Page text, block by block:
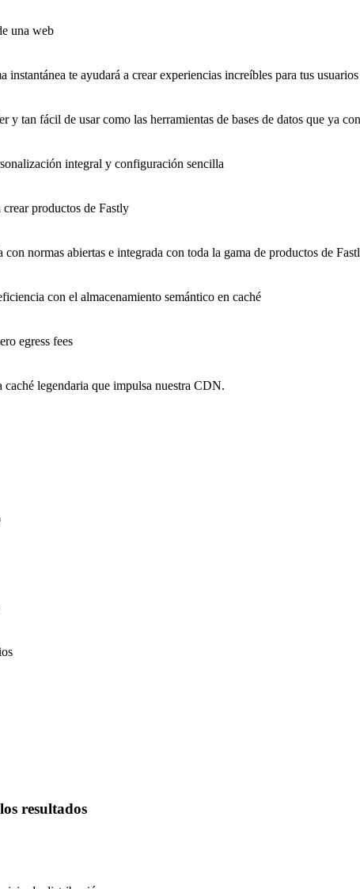
una web
instantánea te ayudará a crear experiencias increíbles para tus usuarios
y tan fácil de usar como las herramientas de bases de datos que ya
integral y configuración sencilla
productos de Fastly
normas abiertas e integrada con toda la gama de productos de
con el almacenamiento semántico en caché
egress fees
legendaria que impulsa nuestra CDN.
resultados